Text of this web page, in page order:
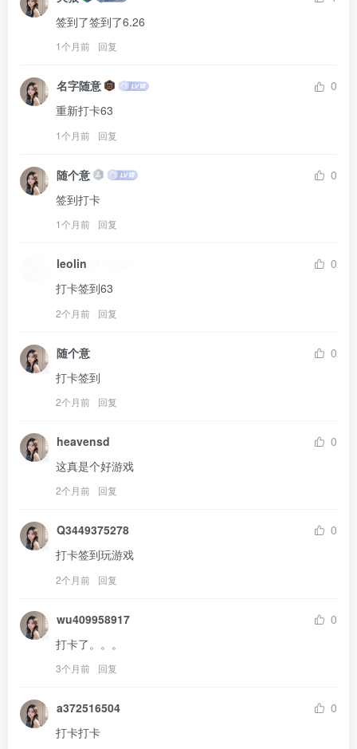
签到了签到了6.26
1个月前 回复
名字随意
0
重新打卡63
1个月前 回复
随个意
0
签到打卡
1个月前 回复
leolin
0
打卡签到63
2个月前 回复
随个意
0
打卡签到
2个月前 回复
heavensd
0
这真是个好游戏
2个月前 回复
Q3449375278
0
打卡签到玩游戏
2个月前 回复
wu409958917
0
打卡了。。。
3个月前 回复
a372516504
0
打卡打卡